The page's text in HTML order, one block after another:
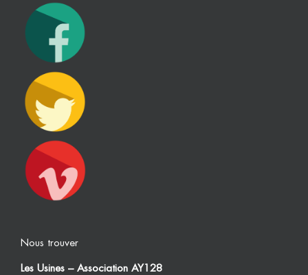
Nous trouver
Les Usines – Association AY128